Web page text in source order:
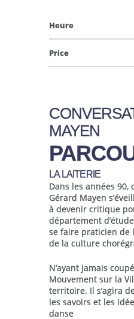
Heure
Price
MAYEN
PA
LA LAITERIE
Dans les années
Gérard Mayen
à devenir critique
département
se faire praticien de
de la culture
N’ayant jamais
Mouvement sur la
territoire. Il s’agira
les savoirs et les
danse